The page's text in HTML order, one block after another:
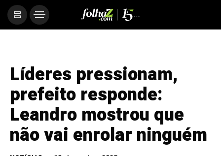
Líderes pressionam,
prefeito responde:
Leandro mostrou que
não vai enrolar ninguém